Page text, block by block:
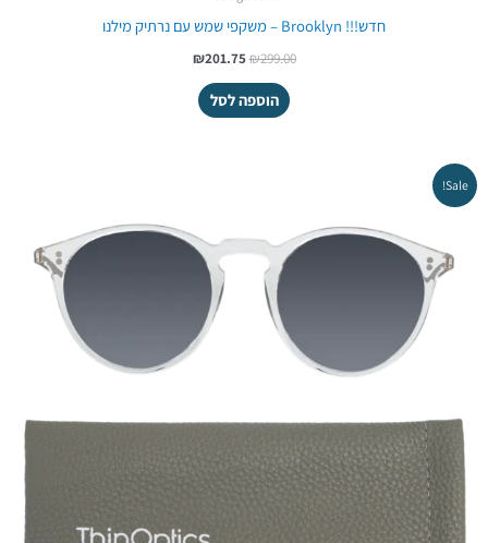
חדש!!! Brooklyn – משקפי שמש עם נרתיק מילנו
₪299.00
₪201.75
הוספה לסל
Sale!
₪499.00.
₪261.75.